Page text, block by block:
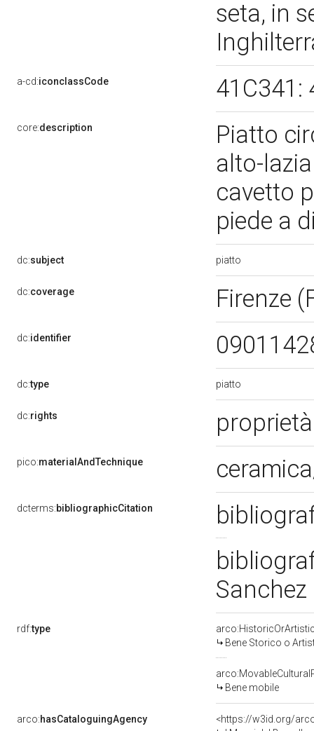
seta, in
a-cd:iconclassCode 41C341:
core:description
Piatto
alto-
cavetto
piede a
dc:subject piatto
dc:coverage Firenze
dc:identifier
dc:type piatto
dc:rights
pico:materialAndTechnique
dcterms:bibliographicCitation
rdf:type
Bene Storico o
Bene mobile
arco:hasCataloguingAgency
<https://w3id.org/